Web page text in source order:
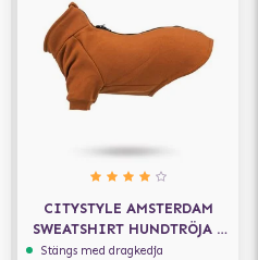
CITYSTYLE AMSTERDAM
SWEATSHIRT HUNDTRÖJA -
ROSTBRUN
Stängs med dragkedja